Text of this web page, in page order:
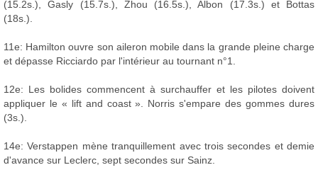
(15.2s.), Gasly (15.7s.), Zhou (16.5s.), Albon (17.3s.) et Bottas
(18s.).
11e: Hamilton ouvre son aileron mobile dans la grande pleine charge
et dépasse Ricciardo par l'intérieur au tournant n°1.
12e: Les bolides commencent à surchauffer et les pilotes doivent
appliquer le « lift and coast ». Norris s'empare des gommes dures
(3s.).
14e: Verstappen mène tranquillement avec trois secondes et demie
d'avance sur Leclerc, sept secondes sur Sainz.